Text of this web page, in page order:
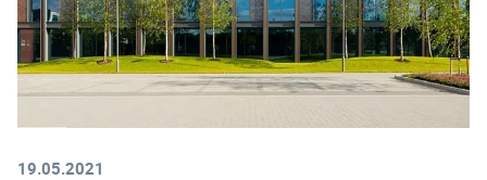
19.05.2021